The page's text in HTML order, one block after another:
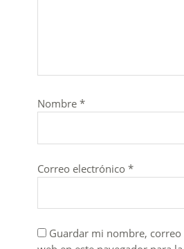
Nombre *
Correo electrónico *
Guardar mi nombre,